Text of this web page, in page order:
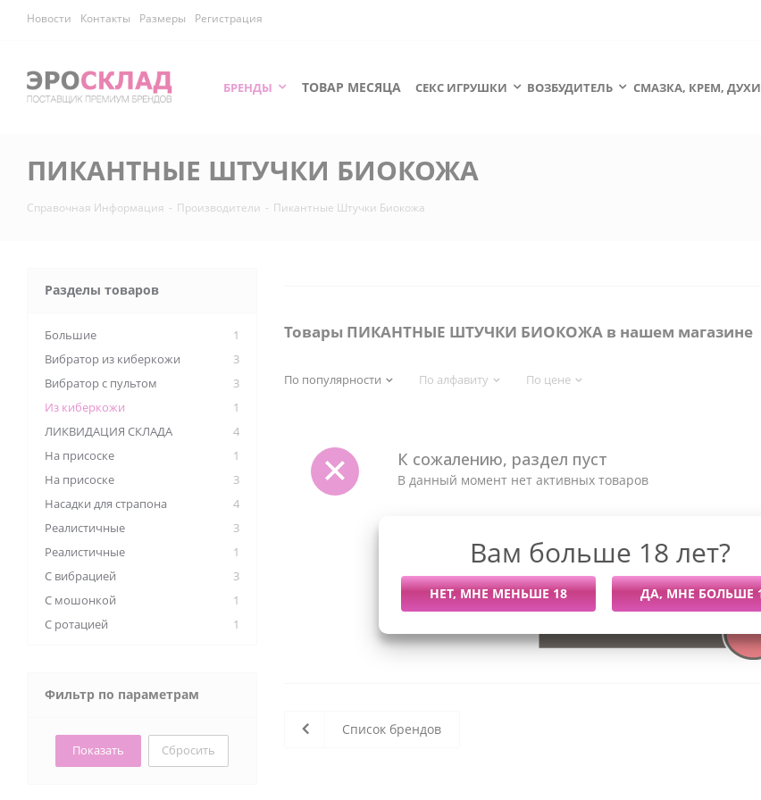
Новости Контакты Размеры Регистрация
БРЕНДЫ ТОВАР МЕСЯЦА СЕКС ИГРУШКИ ВОЗБУДИТЕЛЬ СМАЗКА, КРЕМ, ДУХИ
ПИКАНТНЫЕ ШТУЧКИ БИОКОЖА
Справочная Информация - Производители - Пикантные Штучки Биокожа
Товары ПИКАНТНЫЕ ШТУЧКИ БИОКОЖА в нашем магазине
По популярности По алфавиту По цене
К сожалению, раздел пуст
В данный момент нет активных товаров
Список брендов
Разделы товаров
Большие
1
Вибратор из киберкожи
3
Вибратор с пультом
3
Из киберкожи
1
ЛИКВИДАЦИЯ СКЛАДА
4
На присоске
1
На присоске
3
Насадки для страпона
4
Реалистичные
3
Реалистичные
1
С вибрацией
3
С мошонкой
1
С ротацией
1
Фильтр по параметрам
Сбросить
Вам больше 18 лет?